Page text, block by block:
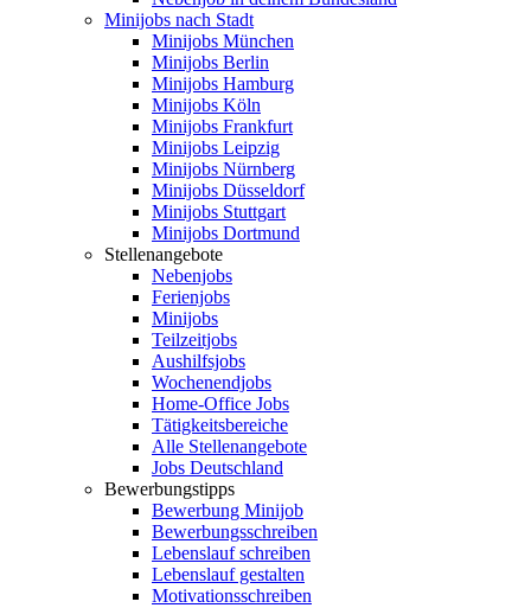
Minijobs nach Stadt
Minijobs München
Minijobs Berlin
Minijobs Hamburg
Minijobs Köln
Minijobs Frankfurt
Minijobs Leipzig
Minijobs Nürnberg
Minijobs Düsseldorf
Minijobs Stuttgart
Minijobs Dortmund
Stellenangebote
Nebenjobs
Ferienjobs
Minijobs
Teilzeitjobs
Aushilfsjobs
Wochenendjobs
Home-Office Jobs
Tätigkeitsbereiche
Alle Stellenangebote
Jobs Deutschland
Bewerbungstipps
Bewerbung Minijob
Bewerbungsschreiben
Lebenslauf schreiben
Lebenslauf gestalten
Motivationsschreiben